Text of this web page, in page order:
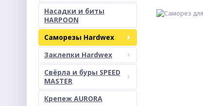
Насадки и биты
HARPOON
Саморезы Hardwex
Заклепки Hardwex
Свёрла и буры SPEED
MASTER
Крепеж AURORA